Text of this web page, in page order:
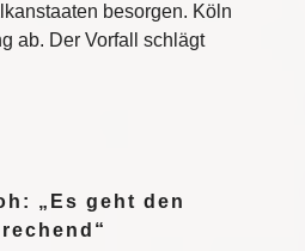
besorgen. Köln
ab. Der Vorfall schlägt
„Es geht den